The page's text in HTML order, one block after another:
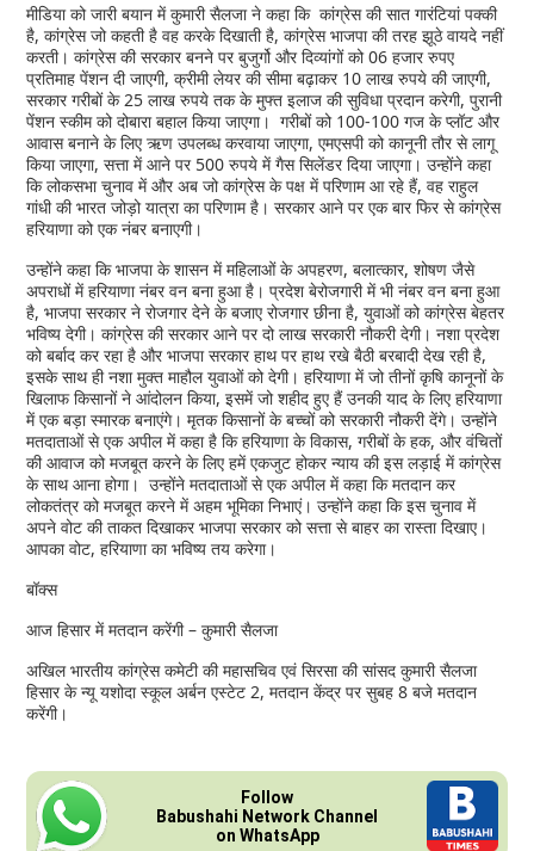
मीडिया को जारी बयान में कुमारी सैलजा ने कहा कि कांग्रेस की सात गारंटियां पक्की
है, कांग्रेस जो कहती है वह करके दिखाती है, कांग्रेस भाजपा की तरह झूठे वायदे नहीं
करती। कांग्रेस की सरकार बनने पर बुजुर्गो और दिव्यांगों को 06 हजार रुपए
प्रतिमाह पेंशन दी जाएगी, क्रीमी लेयर की सीमा बढ़ाकर 10 लाख रुपये की जाएगी,
सरकार गरीबों के 25 लाख रुपये तक के मुफ्त इलाज की सुविधा प्रदान करेगी, पुरानी
पेंशन स्कीम को दोबारा बहाल किया जाएगा। गरीबों को 100-100 गज के प्लॉट और
आवास बनाने के लिए ऋण उपलब्ध करवाया जाएगा, एमएसपी को कानूनी तौर से लागू
किया जाएगा, सत्ता में आने पर 500 रुपये में गैस सिलेंडर दिया जाएगा। उन्होंने कहा
कि लोकसभा चुनाव में और अब जो कांग्रेस के पक्ष में परिणाम आ रहे हैं, वह राहुल
गांधी की भारत जोड़ो यात्रा का परिणाम है। सरकार आने पर एक बार फिर से कांग्रेस
हरियाणा को एक नंबर बनाएगी।
उन्होंने कहा कि भाजपा के शासन में महिलाओं के अपहरण, बलात्कार, शोषण जैसे
अपराधों में हरियाणा नंबर वन बना हुआ है। प्रदेश बेरोजगारी में भी नंबर वन बना हुआ
है, भाजपा सरकार ने रोजगार देने के बजाए रोजगार छीना है, युवाओं को कांग्रेस बेहतर
भविष्य देगी। कांग्रेस की सरकार आने पर दो लाख सरकारी नौकरी देगी। नशा प्रदेश
को बर्बाद कर रहा है और भाजपा सरकार हाथ पर हाथ रखे बैठी बरबादी देख रही है,
इसके साथ ही नशा मुक्त माहौल युवाओं को देगी। हरियाणा में जो तीनों कृषि कानूनों के
खिलाफ किसानों ने आंदोलन किया, इसमें जो शहीद हुए हैं उनकी याद के लिए हरियाणा
में एक बड़ा स्मारक बनाएंगे। मृतक किसानों के बच्चों को सरकारी नौकरी देंगे। उन्होंने
मतदाताओं से एक अपील में कहा है कि हरियाणा के विकास, गरीबों के हक, और वंचितों
की आवाज को मजबूत करने के लिए हमें एकजुट होकर न्याय की इस लड़ाई में कांग्रेस
के साथ आना होगा। उन्होंने मतदाताओं से एक अपील में कहा कि मतदान कर
लोकतंत्र को मजबूत करने में अहम भूमिका निभाएं। उन्होंने कहा कि इस चुनाव में
अपने वोट की ताकत दिखाकर भाजपा सरकार को सत्ता से बाहर का रास्ता दिखाए।
आपका वोट, हरियाणा का भविष्य तय करेगा।
बॉक्स
आज हिसार में मतदान करेंगी – कुमारी सैलजा
अखिल भारतीय कांग्रेस कमेटी की महासचिव एवं सिरसा की सांसद कुमारी सैलजा
हिसार के न्यू यशोदा स्कूल अर्बन एस्टेट 2, मतदान केंद्र पर सुबह 8 बजे मतदान
करेंगी।
Follow
Babushahi Network Channel
on WhatsApp